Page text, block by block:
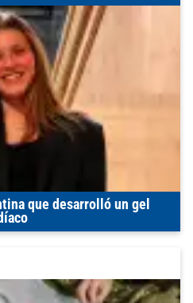
que desarrolló un gel